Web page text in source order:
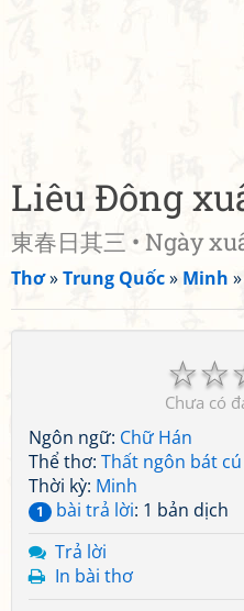
Liêu Đông
東春日其三 • Ngày
Thơ»Trung Quốc» Minh »
☆
☆
Chưa có
Ngôn ngữ: Chữ Hán
Thể thơ: Thất ngôn bát cú
Thời kỳ: Minh
1 bài trả lời: 1 bản dịch
Trả lời
In bài thơ